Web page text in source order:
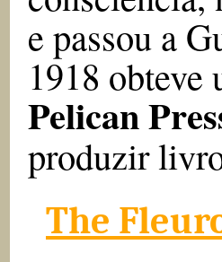
e passou a
1918 obteve
Pelican
produzir
The